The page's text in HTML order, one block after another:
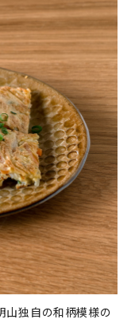
山独自の和柄模様の